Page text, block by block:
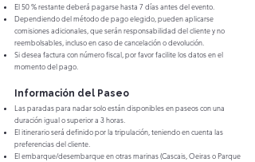
El 50 % restante deberá pagarse hasta 7 días antes del evento.
Dependiendo del método de pago elegido, pueden aplicarse
comisiones adicionales, que serán responsabilidad del cliente y no
reembolsables, incluso en caso de cancelación o devolución.
Si desea factura con número fiscal, por favor facilite los datos en el
momento del pago.
Información del Paseo
Las paradas para nadar solo están disponibles en paseos con una
duración igual o superior a 3 horas.
El itinerario será definido por la tripulación, teniendo en cuenta las
preferencias del cliente.
El embarque/desembarque en otras marinas (Cascais, Oeiras o Parque